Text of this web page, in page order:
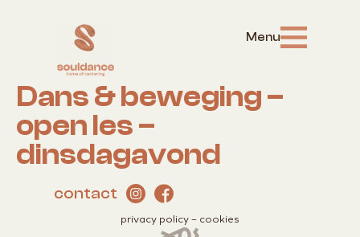
Dans & beweging –
open les –
dinsdagavond
contact
privacy policy – cookies